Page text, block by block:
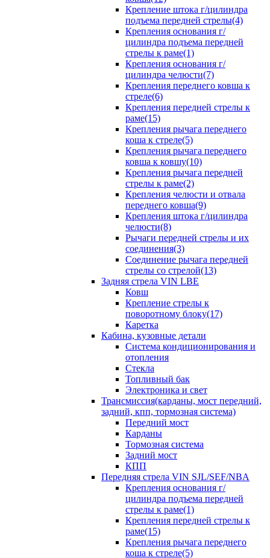
Крепление штока г/цилиндра
подъема передней стрелы(4)
Крепления основания г/
цилиндра подъема передней
стрелы к раме(1)
Крепления основания г/
цилиндра челюсти(7)
Крепления переднего ковша к
стреле(6)
Крепления передней стрелы к
раме(15)
Крепления рычага переднего
коша к стреле(5)
Крепления рычага переднего
ковша к ковшу(10)
Крепления рычага передней
стрелы к раме(2)
Крепления челюсти и отвала
переднего ковша(9)
Крепления штока г/цилиндра
челюсти(8)
Рычаги передней стрелы и их
соединения(3)
Соединение рычага передней
стрелы со стрелой(13)
Задняя стрела VIN LBE
Ковш
Крепление стрелы к
поворотному блоку(17)
Каретка
Кабина, кузовные детали
Система кондиционирования и
отопления
Стекла
Топливный бак
Электроника и свет
Трансмиссия(карданы, мост передний,
задний, кпп, тормозная система)
Передний мост
Карданы
Тормозная система
Задний мост
КПП
Передняя стрела VIN SJL/SEF/NBA
Крепления основания г/
цилиндра подъема передней
стрелы к раме(1)
Крепления передней стрелы к
раме(15)
Крепления рычага переднего
коша к стреле(5)